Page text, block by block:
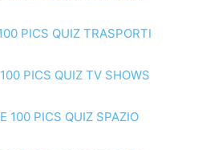
PICS QUIZ TRASPORTI
PICS QUIZ TV SHOWS
100 PICS QUIZ SPAZIO